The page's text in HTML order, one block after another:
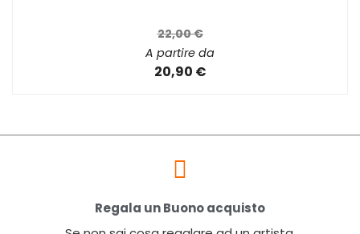
22,00 €
A partire da
20,90 €
Regala un Buono acquisto